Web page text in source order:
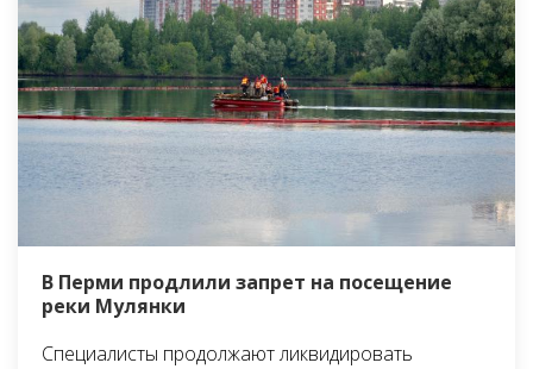
В Перми продлили запрет на посещение
реки Мулянки
Специалисты продолжают ликвидировать